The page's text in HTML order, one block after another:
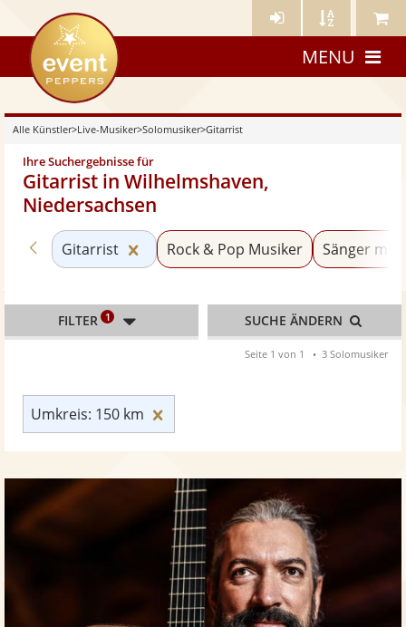
Künstler- Künstler Meine
eventpeppers
MENU
Alle Künstler>Live-Musiker>Solomusiker>Gitarrist
Ihre Suchergebnisse für
Gitarrist in Wilhelmshaven,
Niedersachsen
Zurück zu «Solomusiker»
Gitarrist Kategorie «Gitarrist» zurücksetzen
Rock & Pop Musiker Sänger mit
Umkreis: 150 km
FILTER 1 SUCHE ÄNDERN
Seite 1 von 1 3 Solomusiker